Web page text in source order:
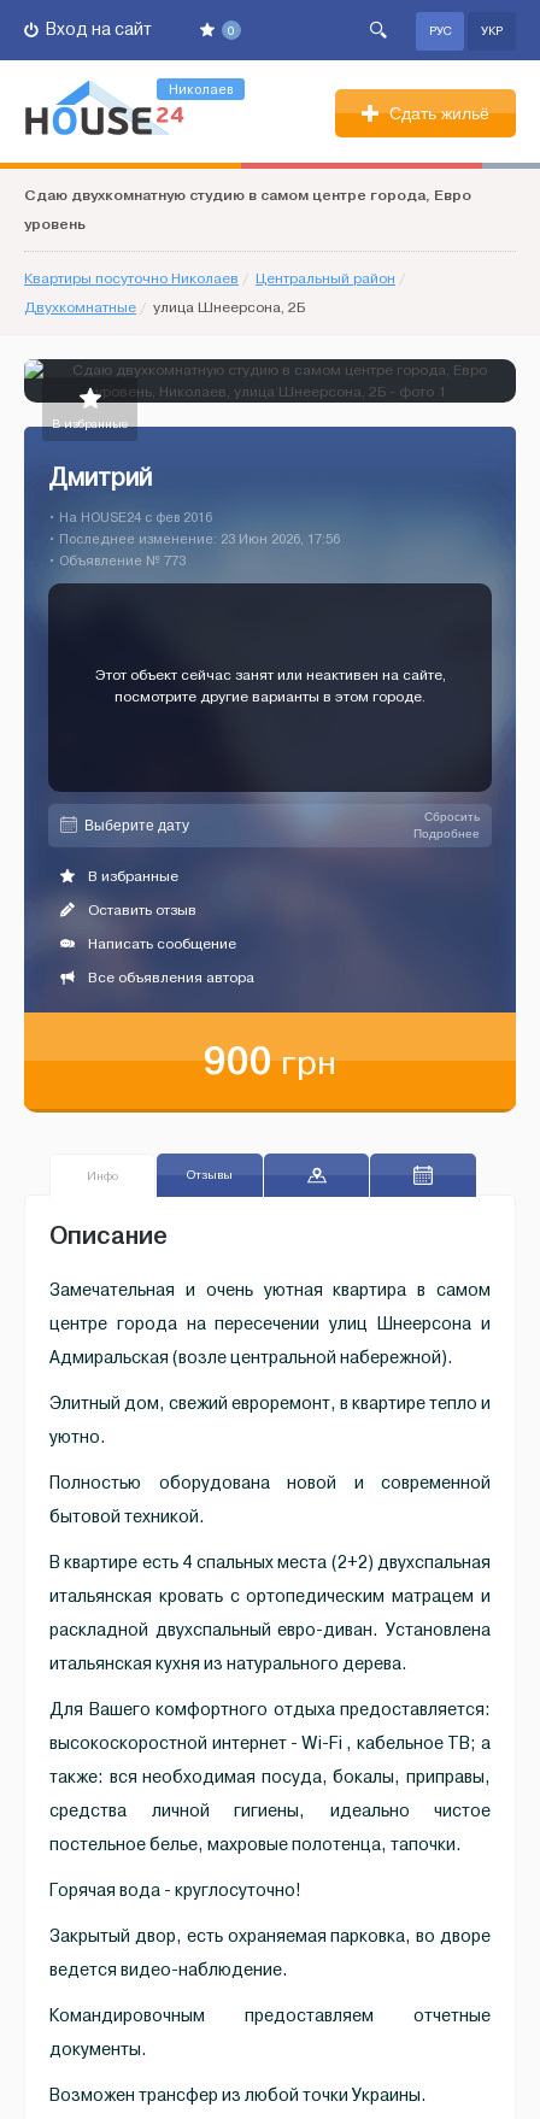
0
Вход на сайт РУС УКР
Николаев
Сдать жильё
Сдаю двухкомнатную студию в самом центре города, Евро
уровень
Квартиры посуточно Николаев / Центральный район /
Двухкомнатные / улица Шнеерсона, 2Б
В избранные
Дмитрий
• На HOUSE24 c фев 2016
• Последнее изменение: 23 Июн 2026, 17:56
• Объявление № 773
Этот объект сейчас занят или неактивен на сайте,
посмотрите другие варианты в этом городе.
Сбросить
Подробнее
В избранные
Оставить отзыв
Написать сообщение
Все объявления автора
900грн
Инфо Отзывы
Описание
Замечательная и очень уютная квартира в самом
центре города на пересечении улиц Шнеерсона и
Адмиральская (возле центральной набережной).
Элитный дом, свежий евроремонт, в квартире тепло и
уютно.
Полностью оборудована новой и современной
бытовой техникой.
В квартире есть 4 спальных места (2+2) двухспальная
итальянская кровать с ортопедическим матрацем и
раскладной двухспальный евро-диван. Установлена
итальянская кухня из натурального дерева.
Для Вашего комфортного отдыха предоставляется:
высокоскоростной интернет - Wi-Fi , кабельное ТВ; а
также: вся необходимая посуда, бокалы, приправы,
средства личной гигиены, идеально чистое
постельное белье, махровые полотенца, тапочки.
Горячая вода - круглосуточно!
Закрытый двор, есть охраняемая парковка, во дворе
ведется видео-наблюдение.
Командировочным предоставляем отчетные
документы.
Возможен трансфер из любой точки Украины.